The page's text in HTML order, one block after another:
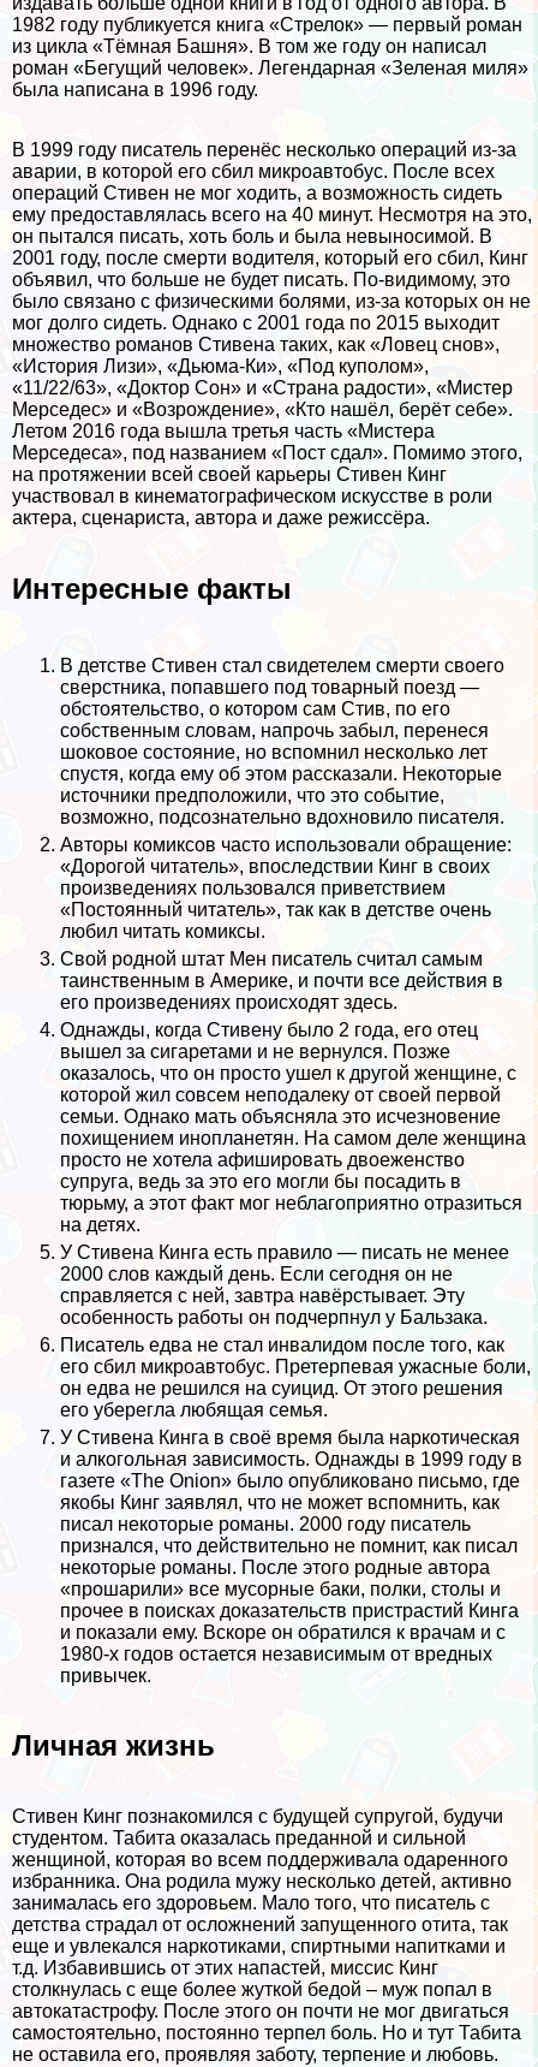
1982 году публикуется книга «Стрелок» — первый роман
из цикла «Тёмная Башня». В том же году он написал
роман «Бегущий человек». Легендарная «Зеленая миля»
была написана в 1996 году.
В 1999 году писатель перенёс несколько операций из-за
аварии, в которой его сбил микроавтобус. После всех
операций Стивен не мог ходить, а возможность сидеть
ему предоставлялась всего на 40 минут. Несмотря на это,
он пытался писать, хоть боль и была невыносимой. В
2001 году, после cмepти водителя, который его сбил, Кинг
объявил, что больше не будет писать. По-видимому, это
было связано с физическими болями, из-за которых он не
мог долго сидеть. Однако с 2001 года по 2015 выходит
множество романов Стивена таких, как «Ловец снов»,
«История Лизи», «Дьюма-Ки», «Под куполом»,
«11/22/63», «Доктор Сон» и «Страна радости», «Мистер
Мерседес» и «Возрождение», «Кто нашёл, берёт себе».
Летом 2016 года вышла третья часть «Мистера
Мерседеса», под названием «Пост сдал». Помимо этого,
на протяжении всей своей карьеры Стивен Кинг
участвовал в кинематографическом искусстве в роли
актера, сценариста, автора и даже режиссёра.
Интересные факты
В детстве Стивен стал свидетелем cмepти своего
сверстника, попавшего под товарный поезд —
обстоятельство, о котором сам Стив, по его
собственным словам, напрочь забыл, перенеся
шоковое состояние, но вспомнил несколько лет
спустя, когда ему об этом рассказали. Некоторые
источники предположили, что это событие,
возможно, подсознательно вдохновило писателя.
Авторы комиксов часто использовали обращение:
«Дорогой читатель», впоследствии Кинг в своих
произведениях пользовался приветствием
«Постоянный читатель», так как в детстве очень
любил читать комиксы.
Свой родной штат Мен писатель считал самым
таинственным в Америке, и почти все действия в
его произведениях происходят здесь.
Однажды, когда Стивену было 2 года, его отец
вышел за сигаретами и не вернулся. Позже
оказалось, что он просто ушел к другой женщине, с
которой жил совсем неподалеку от своей первой
семьи. Однако мать объясняла это исчезновение
похищением инопланетян. На самом деле женщина
просто не хотела афишировать двоеженство
супруга, ведь за это его могли бы посадить в
тюрьму, а этот факт мог нeблагоприятно отразиться
на детях.
У Стивена Кинга есть правило — писать не менее
2000 слов каждый день. Если сегодня он не
справляется с ней, завтра навёрстывает. Эту
особенность работы он подчерпнул у Бальзака.
Писатель едва не стал инвалидом после того, как
его сбил микроавтобус. Претерпевая ужасные боли,
он едва не решился на суицид. От этого решения
его уберегла любящая семья.
У Стивена Кинга в своё время была наркотическая
и алкогольная зависимость. Однажды в 1999 году в
газете «The Onion» было опубликовано письмо, где
якобы Кинг заявлял, что не может вспомнить, как
писал некоторые романы. 2000 году писатель
признался, что действительно не помнит, как писал
некоторые романы. После этого родные автора
«прошарили» все мусорные баки, полки, столы и
прочее в поисках доказательств пристрастий Кинга
и показали ему. Вскоре он обратился к врачам и с
1980-х годов остается независимым от вредных
привычек.
Личная жизнь
Стивен Кинг познакомился с будущей супругой, будучи
студентом. Табита оказалась преданной и сильной
женщиной, которая во всем поддерживала одаренного
избранника. Она родила мужу несколько детей, активно
занималась его здоровьем. Мало того, что писатель с
детства страдал от осложнений запущенного отита, так
еще и увлекался наркотиками, спиртными напитками и
т.д. Избавившись от этих напастей, миссис Кинг
столкнулась с еще более жуткой бедой – муж попал в
автокатастрофу. После этого он почти не мог двигаться
самостоятельно, постоянно терпел боль. Но и тут Табита
не оставила его, проявляя заботу, терпение и любовь.